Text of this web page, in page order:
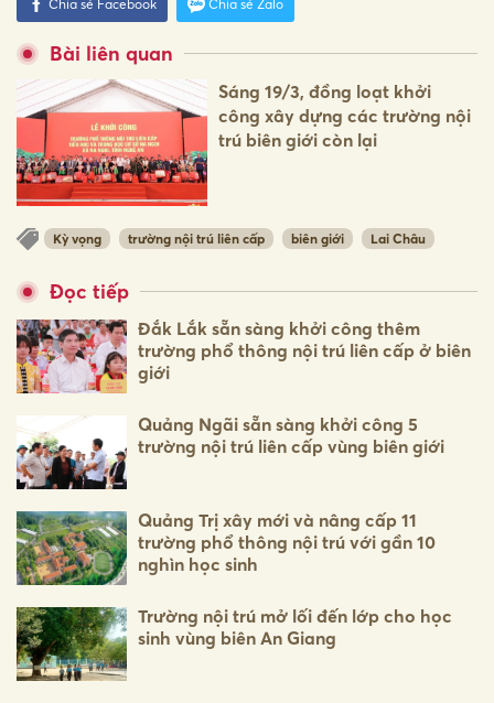
Chia sẻ Facebook Chia sẻ Zalo
Bài liên quan
Sáng 19/3, đồng loạt khởi
công xây dựng các trường nội
trú biên giới còn lại
Kỳ vọng trường nội trú liên cấp biên giới Lai Châu
Đọc tiếp
Đắk Lắk sẵn sàng khởi công thêm
trường phổ thông nội trú liên cấp ở biên
giới
Quảng Ngãi sẵn sàng khởi công 5
trường nội trú liên cấp vùng biên giới
Quảng Trị xây mới và nâng cấp 11
trường phổ thông nội trú với gần 10
nghìn học sinh
Trường nội trú mở lối đến lớp cho học
sinh vùng biên An Giang